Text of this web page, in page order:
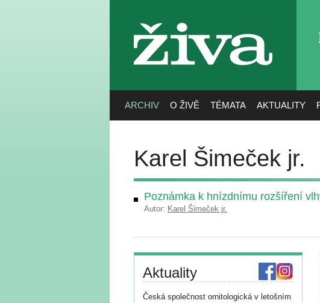
živa
ARCHIV O ŽIVĚ TÉMATA AKTUALITY
Karel Šimeček jr.
Poznámka k hnízdnímu rozšíření
Autor: Karel Šimeček jr.
Aktuality
Česká společnost ornitologická v letošním